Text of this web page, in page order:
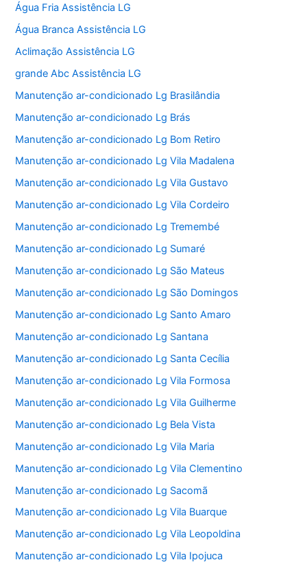
Água Fria Assistência LG
Água Branca Assistência LG
Aclimação Assistência LG
grande Abc Assistência LG
Manutenção ar-condicionado Lg Brasilândia
Manutenção ar-condicionado Lg Brás
Manutenção ar-condicionado Lg Bom Retiro
Manutenção ar-condicionado Lg Vila Madalena
Manutenção ar-condicionado Lg Vila Gustavo
Manutenção ar-condicionado Lg Vila Cordeiro
Manutenção ar-condicionado Lg Tremembé
Manutenção ar-condicionado Lg Sumaré
Manutenção ar-condicionado Lg São Mateus
Manutenção ar-condicionado Lg São Domingos
Manutenção ar-condicionado Lg Santo Amaro
Manutenção ar-condicionado Lg Santana
Manutenção ar-condicionado Lg Santa Cecília
Manutenção ar-condicionado Lg Vila Formosa
Manutenção ar-condicionado Lg Vila Guilherme
Manutenção ar-condicionado Lg Bela Vista
Manutenção ar-condicionado Lg Vila Maria
Manutenção ar-condicionado Lg Vila Clementino
Manutenção ar-condicionado Lg Sacomã
Manutenção ar-condicionado Lg Vila Buarque
Manutenção ar-condicionado Lg Vila Leopoldina
Manutenção ar-condicionado Lg Vila Ipojuca